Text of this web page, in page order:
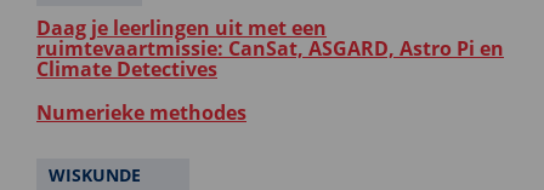
Daag je leerlingen uit met een
ruimtevaartmissie: CanSat, ASGARD, Astro Pi en
Climate Detectives
Numerieke methodes
WISKUNDE